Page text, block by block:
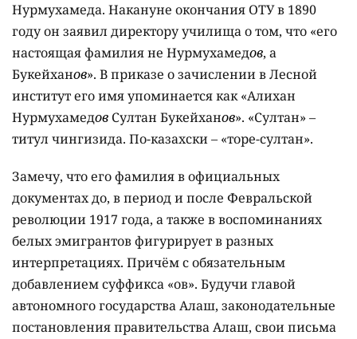
Нурмухамеда. Накануне окончания ОТУ в 1890
году он заявил директору училища о том, что «его
настоящая фамилия не Нурмухамедов, а
Букейханов». В приказе о зачислении в Лесной
институт его имя упоминается как «Алихан
Нурмухамедов Султан Букейханов». «Султан» –
титул чингизида. По-казахски – «торе-султан».
Замечу, что его фамилия в официальных
документах до, в период и после Февральской
революции 1917 года, а также в воспоминаниях
белых эмигрантов фигурирует в разных
интерпретациях. Причём с обязательным
добавлением суффикса «ов». Будучи главой
автономного государства Алаш, законодательные
постановления правительства Алаш, свои письма